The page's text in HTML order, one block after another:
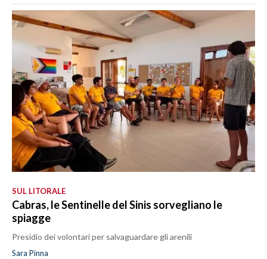
SUL LITORALE
Cabras, le Sentinelle del Sinis sorvegliano le
spiagge
Presidio dei volontari per salvaguardare gli arenili
Sara Pinna